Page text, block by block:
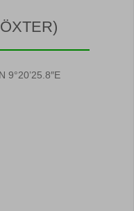
9°20’25.8″E